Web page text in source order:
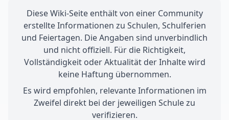
Diese Wiki-Seite enthält von einer Community
erstellte Informationen zu Schulen, Schulferien
und Feiertagen. Die Angaben sind unverbindlich
und nicht offiziell. Für die Richtigkeit,
Vollständigkeit oder Aktualität der Inhalte wird
keine Haftung übernommen.
Es wird empfohlen, relevante Informationen im
Zweifel direkt bei der jeweiligen Schule zu
verifizieren.